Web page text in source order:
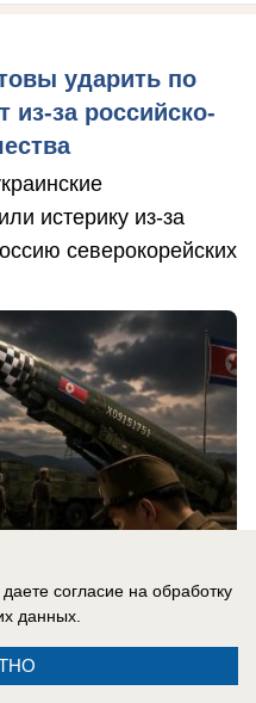
ударить по
из-за российско-
истерику из-за
северокорейских
согласие на обработку
данных.